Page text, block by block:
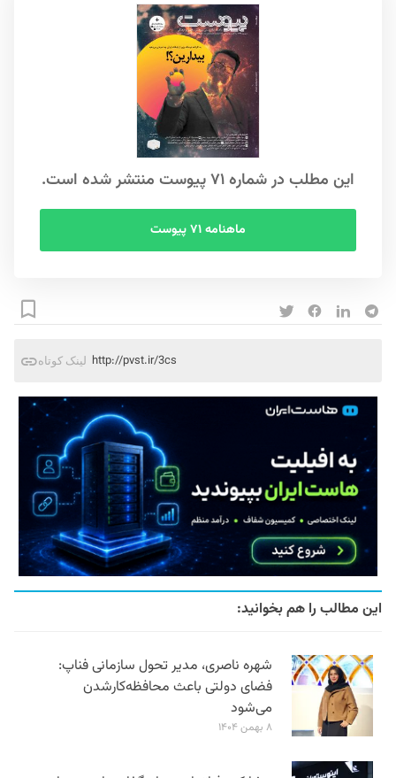
این مطلب در شماره ۷۱ پیوست منتشر شده است.
ماهنامه ۷۱ پیوست
لینک کوتاه http://pvst.ir/3cs
این مطالب را هم بخوانید:
شهره ناصری، مدیر تحول سازمانی فناپ:
فضای دولتی باعث محافظه‌کارشدن
می‌شود
۸ بهمن ۱۴۰۴